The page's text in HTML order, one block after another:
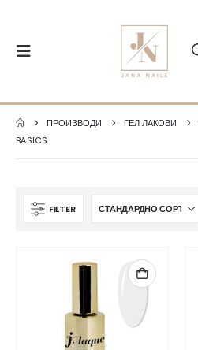
ПРОИЗВОДИ ГЕЛ ЛАКОВИ
BASICS
FILTER